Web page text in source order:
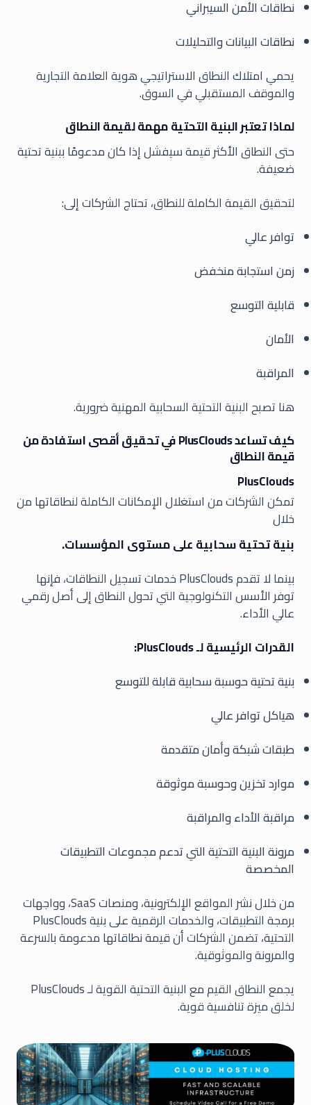
نطاقات الأمن السيبراني
نطاقات البيانات والتحليلات
يحمي امتلاك النطاق الاستراتيجي هوية العلامة التجارية
والموقف المستقبلي في السوق.
لماذا تعتبر البنية التحتية مهمة لقيمة النطاق
حتى النطاق الأكثر قيمة سيفشل إذا كان مدعومًا ببنية تحتية
ضعيفة.
لتحقيق القيمة الكاملة للنطاق، تحتاج الشركات إلى:
توافر عالي
زمن استجابة منخفض
قابلية التوسع
الأمان
المراقبة
هنا تصبح البنية التحتية السحابية المهنية ضرورية.
كيف تساعد PlusClouds في تحقيق أقصى استفادة من
قيمة النطاق
PlusClouds
تمكن الشركات من استغلال الإمكانات الكاملة لنطاقاتها من
خلال
بنية تحتية سحابية على مستوى المؤسسات.
بينما لا تقدم PlusClouds خدمات تسجيل النطاقات، فإنها
توفر الأسس التكنولوجية التي تحول النطاق إلى أصل رقمي
عالي الأداء.
القدرات الرئيسية لـ PlusClouds:
بنية تحتية حوسبة سحابية قابلة للتوسع
هياكل توافر عالي
طبقات شبكة وأمان متقدمة
موارد تخزين وحوسبة موثوقة
مراقبة الأداء والمراقبة
مرونة البنية التحتية التي تدعم مجموعات التطبيقات
المخصصة
من خلال نشر المواقع الإلكترونية، ومنصات SaaS، وواجهات
برمجة التطبيقات، والخدمات الرقمية على بنية PlusClouds
التحتية، تضمن الشركات أن قيمة نطاقاتها مدعومة بالسرعة
والمرونة والموثوقية.
يجمع النطاق القيم مع البنية التحتية القوية لـ PlusClouds
لخلق ميزة تنافسية قوية.